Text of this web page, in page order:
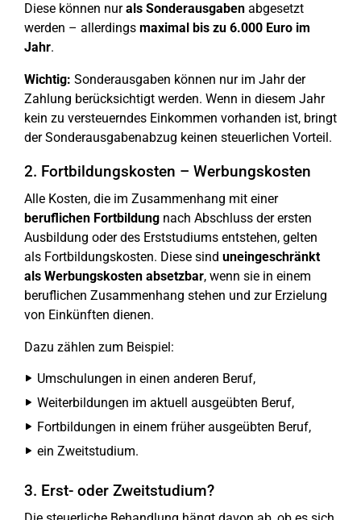
Diese können nurals Sonderausgaben abgesetzt
werden – allerdings maximal bis zu 6.000 Euro im
Jahr.
Wichtig: Sonderausgaben können nur im Jahr der
Zahlung berücksichtigt werden. Wenn in diesem Jahr
kein zu versteuerndes Einkommen vorhanden ist, bringt
der Sonderausgabenabzug keinen steuerlichen Vorteil.
2. Fortbildungskosten – Werbungskosten
Alle Kosten, die im Zusammenhang mit einer
beruflichen Fortbildung nach Abschluss der ersten
Ausbildung oder des Erststudiums entstehen, gelten
als Fortbildungskosten. Diese sind uneingeschränkt
als Werbungskosten absetzbar, wenn sie in einem
beruflichen Zusammenhang stehen und zur Erzielung
von Einkünften dienen.
Dazu zählen zum Beispiel:
Umschulungen in einen anderen Beruf,
Weiterbildungen im aktuell ausgeübten Beruf,
Fortbildungen in einem früher ausgeübten Beruf,
ein Zweitstudium.
3. Erst- oder Zweitstudium?